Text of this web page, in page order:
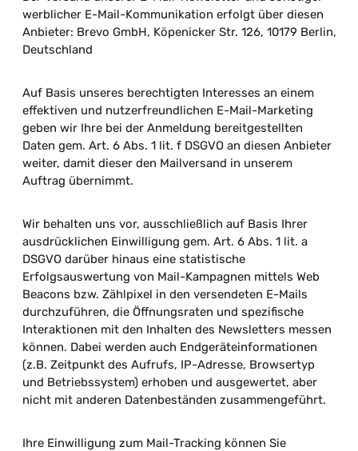
werblicher E-Mail-Kommunikation erfolgt über diesen
Anbieter: Brevo GmbH, Köpenicker Str. 126, 10179 Berlin,
Deutschland
Auf Basis unseres berechtigten Interesses an einem
effektiven und nutzerfreundlichen E-Mail-Marketing
geben wir Ihre bei der Anmeldung bereitgestellten
Daten gem. Art. 6 Abs. 1 lit. f DSGVO an diesen Anbieter
weiter, damit dieser den Mailversand in unserem
Auftrag übernimmt.
Wir behalten uns vor, ausschließlich auf Basis Ihrer
ausdrücklichen Einwilligung gem. Art. 6 Abs. 1 lit. a
DSGVO darüber hinaus eine statistische
Erfolgsauswertung von Mail-Kampagnen mittels Web
Beacons bzw. Zählpixel in den versendeten E-Mails
durchzuführen, die Öffnungsraten und spezifische
Interaktionen mit den Inhalten des Newsletters messen
können. Dabei werden auch Endgeräteinformationen
(z.B. Zeitpunkt des Aufrufs, IP-Adresse, Browsertyp
und Betriebssystem) erhoben und ausgewertet, aber
nicht mit anderen Datenbeständen zusammengeführt.
Ihre Einwilligung zum Mail-Tracking können Sie